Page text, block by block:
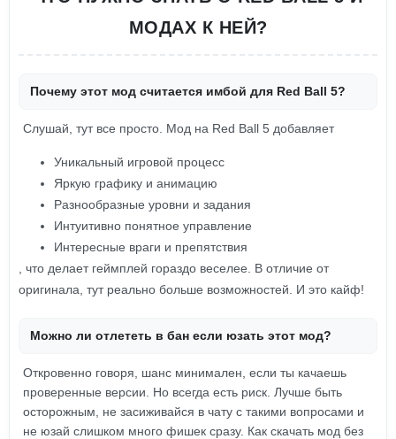
МОДАХ К НЕЙ?
Почему этот мод считается имбой для Red Ball 5?
Слушай, тут все просто. Мод на Red Ball 5 добавляет
Уникальный игровой процесс
Яркую графику и анимацию
Разнообразные уровни и задания
Интуитивно понятное управление
Интересные враги и препятствия
, что делает геймплей гораздо веселее. В отличие от
оригинала, тут реально больше возможностей. И это кайф!
Можно ли отлететь в бан если юзать этот мод?
Откровенно говоря, шанс минимален, если ты качаешь
проверенные версии. Но всегда есть риск. Лучше быть
осторожным, не засиживайся в чату с такими вопросами и
не юзай слишком много фишек сразу. Как скачать мод без